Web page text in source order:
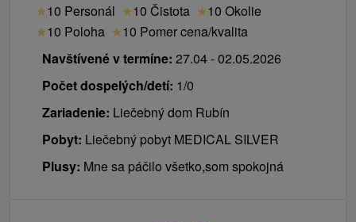
★10 Personál ★10 Čistota ★10 Okolie
★10 Poloha ★10 Pomer cena/kvalita
Navštívené v termíne: 27.04 - 02.05.2026
Počet dospelých/detí: 1/0
Zariadenie: Liečebný dom Rubín
Pobyt: Liečebný pobyt MEDICAL SILVER
Plusy: Mne sa páčilo všetko,som spokojná